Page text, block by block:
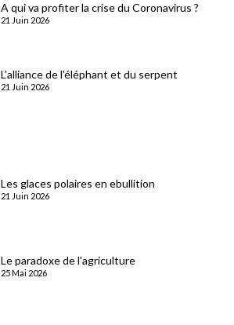
A qui va profiter la crise du Coronavirus ?
21 Juin 2026
L'alliance de l'éléphant et du serpent
21 Juin 2026
Les glaces polaires en ebullition
21 Juin 2026
Le paradoxe de l'agriculture
25 Mai 2026